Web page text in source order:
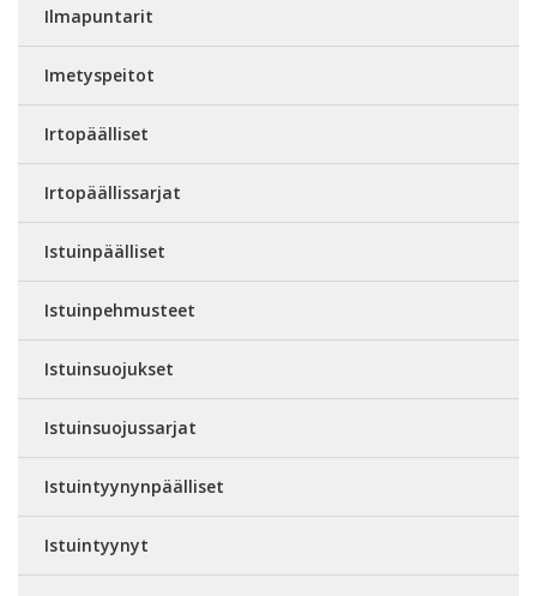
Ilmapuntarit
Imetyspeitot
Irtopäälliset
Irtopäällissarjat
Istuinpäälliset
Istuinpehmusteet
Istuinsuojukset
Istuinsuojussarjat
Istuintyynynpäälliset
Istuintyynyt